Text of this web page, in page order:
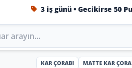
3 iş günü • Gecikirse 50
1984'ten beri Türkiye’nin en büyük
KAR ÇORABI MATTE KAR